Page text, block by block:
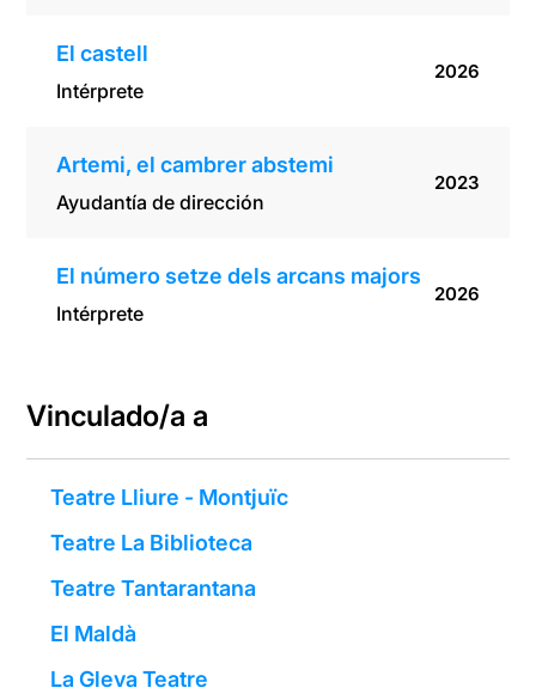
El castell
Intérprete
2026
Artemi, el cambrer abstemi
Ayudantía de dirección
2023
El número setze dels arcans majors
Intérprete
2026
Vinculado/a a
Teatre Lliure - Montjuïc
Teatre La Biblioteca
Teatre Tantarantana
El Maldà
La Gleva Teatre